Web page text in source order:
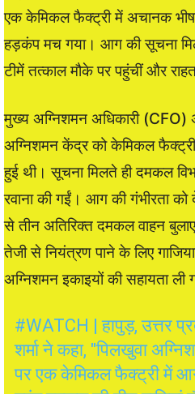
एक केमिकल फैक्ट्री में अचानक
हड़कंप मच गया। आग की सूचना
टीमें तत्काल मौके पर पहुंचीं और
मुख्य अग्निशमन अधिकारी (CFO)
अग्निशमन केंद्र को केमिकल
हुई थी। सूचना मिलते ही दमकल
रवाना की गईं। आग की गंभीरता
से तीन अतिरिक्त दमकल वाहन
तेजी से नियंत्रण पाने के लिए
अग्निशमन इकाइयों की सहायता ली
#WATCH | हापुड़, उत्तर
शर्मा ने कहा, "पिलखुवा
पर एक केमिकल फैक्ट्री में